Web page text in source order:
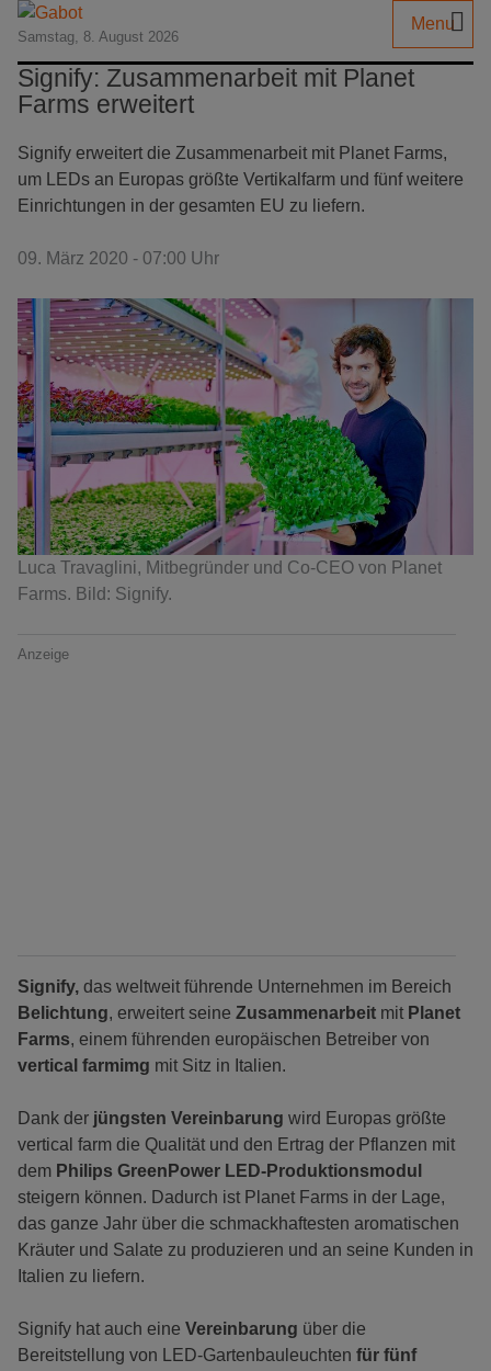
Samstag, 8. August 2026
Menu
Signify: Zusammenarbeit mit Planet
Farms erweitert
Signify erweitert die Zusammenarbeit mit Planet Farms,
um LEDs an Europas größte Vertikalfarm und fünf weitere
Einrichtungen in der gesamten EU zu liefern.
09. März 2020 - 07:00 Uhr
Luca Travaglini, Mitbegründer und Co-CEO von Planet
Farms. Bild: Signify.
Anzeige
Signify, das weltweit führende Unternehmen im Bereich
Belichtung, erweitert seine Zusammenarbeit mit Planet
Farms, einem führenden europäischen Betreiber von
vertical farmimg mit Sitz in Italien.
Dank der jüngsten Vereinbarung wird Europas größte
vertical farm die Qualität und den Ertrag der Pflanzen mit
dem Philips GreenPower LED-Produktionsmodul
steigern können. Dadurch ist Planet Farms in der Lage,
das ganze Jahr über die schmackhaftesten aromatischen
Kräuter und Salate zu produzieren und an seine Kunden in
Italien zu liefern.
Signify hat auch eine Vereinbarung über die
Bereitstellung von LED-Gartenbauleuchten für fünf